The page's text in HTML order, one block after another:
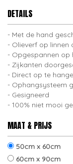
DETAILS
Met de hand
Olieverf op linnen
Opgespannen
Zijkanten
Direct op te
Ophangsysteem
Gesigneerd
100% niet mooi
MAAT & PRIJS
50cm x 60cm
60cm x 90cm